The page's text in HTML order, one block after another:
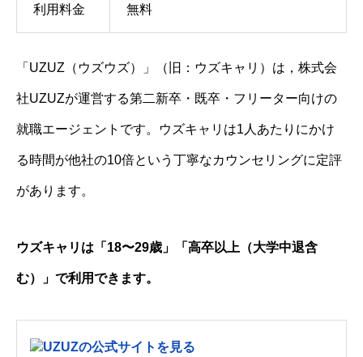
利用料金 無料
「UZUZ（ウズウズ）」（旧：ウズキャリ）は，株式会
社UZUZが運営する第二新卒・既卒・フリーター向けの
就職エージェントです。ウズキャリは1人あたりにかけ
る時間が他社の10倍という丁寧なカウンセリングに定評
があります。
ウズキャリは「18〜29歳」「高卒以上（大学中退含
む）」で利用できます。
UZUZの公式サイトを見る